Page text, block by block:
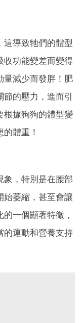
這導致牠們的體型
收功能變差而變得
量減少而發胖！肥
的壓力，進而引
根據狗狗的體型變
體重！
象，特別是在腰部
始萎縮，甚至會讓
一個顯著特徵，
的運動和營養支持